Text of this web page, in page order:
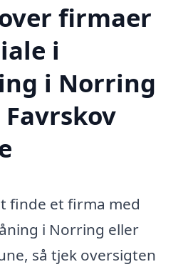
firmaer
i
i Norring
finde et firma med
i Norring eller
så tjek oversigten